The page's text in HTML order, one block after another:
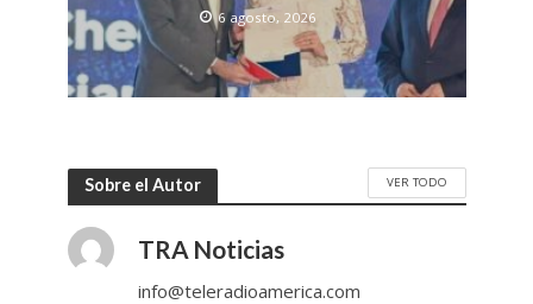
6 agosto, 2026
Sobre el Autor VER TODO
TRA Noticias
info@teleradioamerica.com